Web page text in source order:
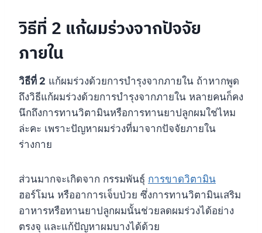
วิธีที่ 2 แก้ผมร่วงจากปัจจัย
ภายใน
วิธีที่ 2 แก้ผมร่วงด้วยการบำรุงจากภายใน ถ้าหากพูด
ถึงวิธีแก้ผมร่วงด้วยการบำรุงจากภายใน หลายคนก็คง
นึกถึงการทานวิตามินหรือการทานยาปลูกผมใช่ไหม
ล่ะคะ เพราะปัญหาผมร่วงที่มาจากปัจจัยภายใน
ร่างกาย
ส่วนมากจะเกิดจาก กรรมพันธุ์ การขาดวิตามิน
ฮอร์โมน หรืออาการเจ็บป่วย ซึ่งการทานวิตามินเสริม
อาหารหรือทานยาปลูกผมนั้นช่วยลดผมร่วงได้อย่าง
ตรงจุ และแก้ปัญหาผมบางได้ด้วย